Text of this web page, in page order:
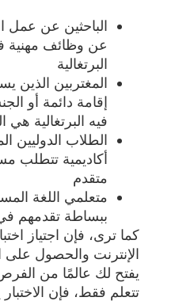
الباحثين عن عمل
عن وظائف مهنية
البرتغالية
المغتربين
إقامة دائمة أو
فيه البرتغالية هي
الطلاب الدوليين
أكاديمية تتطلب
متقدم
متعلمي اللغة
ببساطة تقدمهم في
الإنترنت والحصول على
يفتح لك عالمًا من
تتعلم فقط، فإن